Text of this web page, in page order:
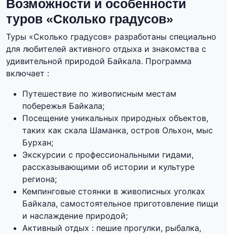
Возможности и особенности
туров «Сколько градусов»
Туры «Сколько градусов» разработаны специально
для любителей активного отдыха и знакомства с
удивительной природой Байкала. Программа
включает :
Путешествие по живописным местам
побережья Байкала;
Посещение уникальных природных объектов,
таких как скала Шаманка, остров Ольхон, мыс
Бурхан;
Экскурсии с профессиональными гидами,
рассказывающими об истории и культуре
региона;
Кемпинговые стоянки в живописных уголках
Байкала, самостоятельное приготовление пищи
и наслаждение природой;
Активный отдых : пешие прогулки, рыбалка,